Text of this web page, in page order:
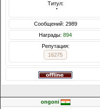
Титул:
  ̍̍̍̍̍̍̍̍̍̍̍̍̍̍̍̍̍̍̍̍̍̍̍̍̍̍̍̍̍̍̍̍̍̍̍̍̍̍̍̍̍̍̍̍̍̍
Сообщений: 2989
Награды: 894
Репутация:
16275
ongoni